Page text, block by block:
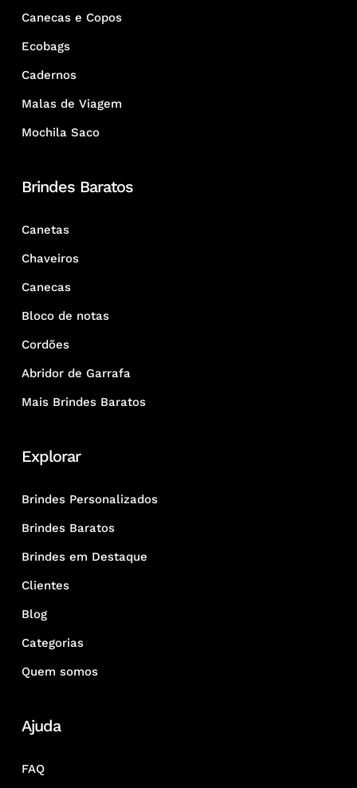
Canecas e Copos
Ecobags
Cadernos
Malas de Viagem
Mochila Saco
Brindes Baratos
Canetas
Chaveiros
Canecas
Bloco de notas
Cordões
Abridor de Garrafa
Mais Brindes Baratos
Explorar
Brindes Personalizados
Brindes Baratos
Brindes em Destaque
Clientes
Blog
Categorias
Quem somos
Ajuda
FAQ